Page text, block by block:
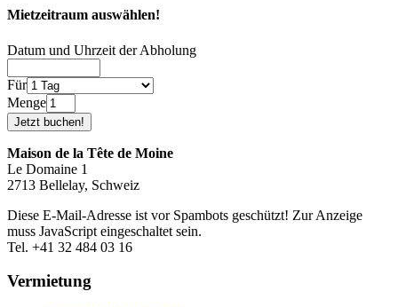
Mietzeitraum auswählen!
Datum und Uhrzeit der Abholung
Für
Menge
Maison de la Tête de Moine
Le Domaine 1
2713 Bellelay, Schweiz
Diese E-Mail-Adresse ist vor Spambots geschützt! Zur Anzeige
muss JavaScript eingeschaltet sein.
Tel. +41 32 484 03 16
Vermietung